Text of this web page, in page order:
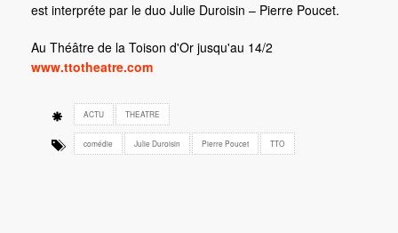
est interpréte par le duo Julie Duroisin – Pierre Poucet.
Au Théâtre de la Toison d'Or jusqu'au 14/2
www.ttotheatre.com
ACTU THEATRE
comédie Julie Duroisin Pierre Poucet TTO